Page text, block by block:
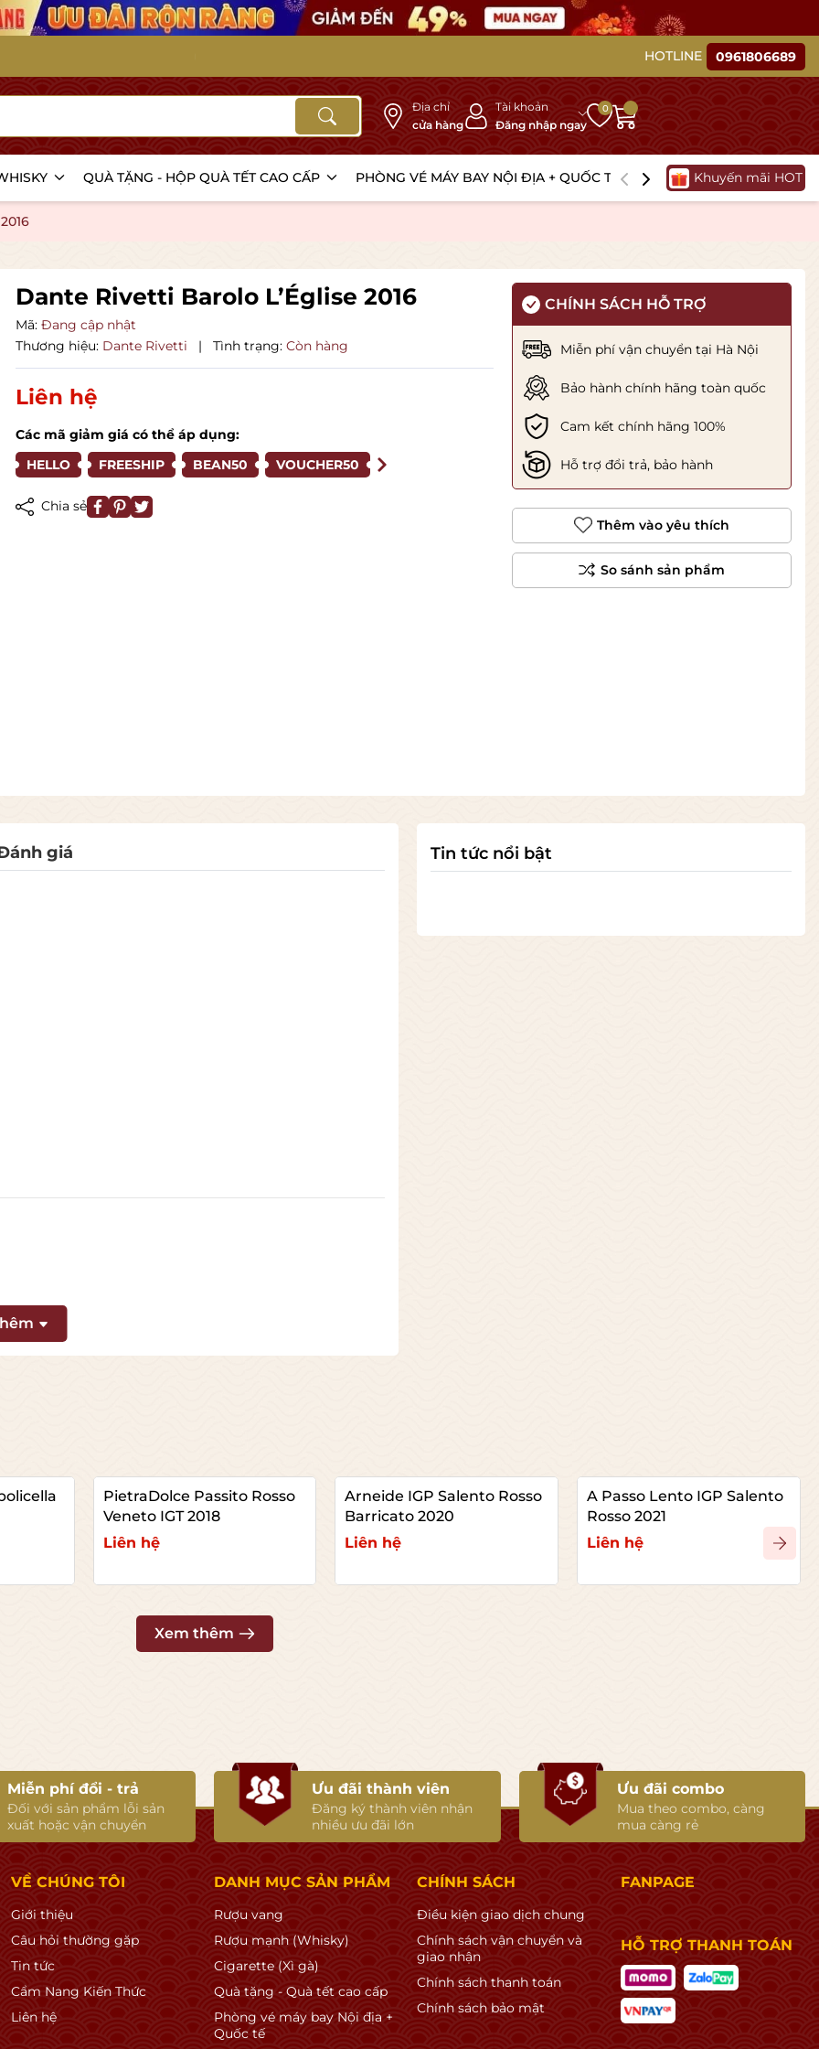
HOTLINE 0961806689
Địa chỉ
cửa hàng
Tài khoản
Đăng nhập ngay
0
QUÀ TẶNG - HỘP QUÀ TẾT CAO CẤP PHÒNG VÉ MÁY BAY NỘI ĐỊA + QUỐC TẾ TOUR DU LỊCH + VISA
Khuyến mãi HOT
Dante Rivetti Barolo L’Église 2016
Mã: Đang cập nhật
Thương hiệu: Dante Rivetti | Tình trạng: Còn hàng
Liên hệ
Các mã giảm giá có thể áp dụng:
HELLO
FREESHIP BEAN50 VOUCHER50
Chia sẻ
CHÍNH SÁCH HỖ TRỢ
Miễn phí vận chuyển tại Hà Nội
Bảo hành chính hãng toàn quốc
Cam kết chính hãng 100%
Hỗ trợ đổi trả, bảo hành
Thêm vào yêu thích
giá Tin tức nổi bật
PietraDolce Passito Rosso
Veneto IGT 2018
Liên hệ
Arneide IGP Salento Rosso
Barricato 2020
Liên hệ
A Passo Lento IGP Salento
Rosso 2021
Liên hệ
Xem thêm
Miễn phí đổi - trả
Đối với sản phẩm lỗi sản
xuất hoặc vận chuyển
Ưu đãi thành viên
Đăng ký thành viên nhận
nhiều ưu đãi lớn
Ưu đãi combo
Mua theo combo, càng
mua càng rẻ
VỀ CHÚNG TÔI
Giới thiệu
Câu hỏi thường gặp
Tin tức
Cẩm Nang Kiến Thức
Liên hệ
DANH MỤC SẢN PHẨM
Rượu vang
Rượu mạnh (Whisky)
Cigarette (Xì gà)
Quà tặng - Quà tết cao cấp
Phòng vé máy bay Nội địa +
Quốc tế
CHÍNH SÁCH
Điều kiện giao dịch chung
Chính sách vận chuyển và
giao nhận
Chính sách thanh toán
Chính sách bảo mật
FANPAGE
HỖ TRỢ THANH TOÁN